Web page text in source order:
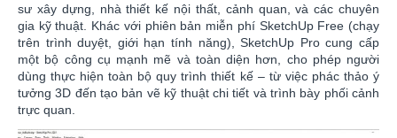
sư xây dựng, nhà thiết kế nội thất, cảnh quan, và các chuyên
gia kỹ thuật. Khác với phiên bản miễn phí SketchUp Free (chạy
trên trình duyệt, giới hạn tính năng), SketchUp Pro cung cấp
một bộ công cụ mạnh mẽ và toàn diện hơn, cho phép người
dùng thực hiện toàn bộ quy trình thiết kế – từ việc phác thảo ý
tưởng 3D đến tạo bản vẽ kỹ thuật chi tiết và trình bày phối cảnh
trực quan.